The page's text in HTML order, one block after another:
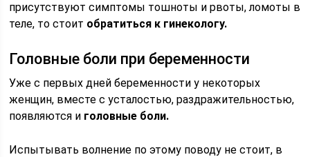
присутствуют симптомы тошноты и рвоты, ломоты в
теле, то стоит обратиться к гинекологу.
Головные боли при беременности
Уже с первых дней беременности у некоторых
женщин, вместе с усталостью, раздражительностью,
появляются и головные боли.
Испытывать волнение по этому поводу не стоит, в